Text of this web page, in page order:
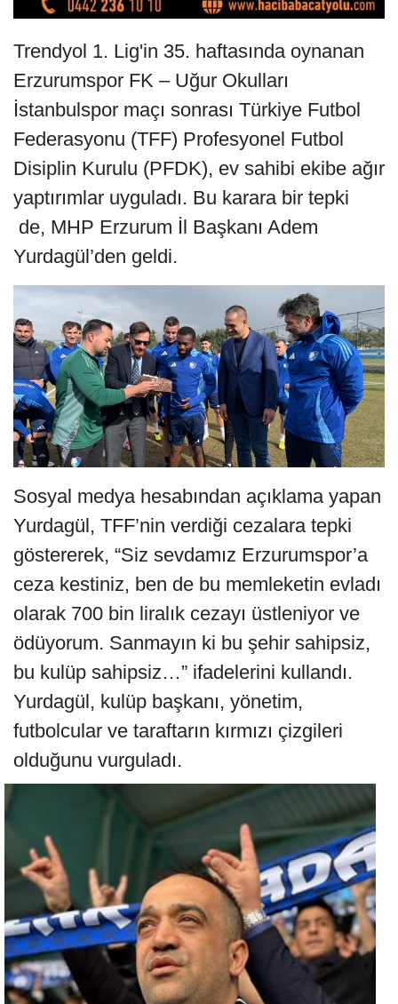
Trendyol 1. Lig'in 35. haftasında oynanan
Erzurumspor FK – Uğur Okulları
İstanbulspor maçı sonrası Türkiye Futbol
Federasyonu (TFF) Profesyonel Futbol
Disiplin Kurulu (PFDK), ev sahibi ekibe ağır
yaptırımlar uyguladı. Bu karara bir tepki
de, MHP Erzurum İl Başkanı Adem
Yurdagül’den geldi.
Sosyal medya hesabından açıklama yapan
Yurdagül, TFF’nin verdiği cezalara tepki
göstererek, “Siz sevdamız Erzurumspor’a
ceza kestiniz, ben de bu memleketin evladı
olarak 700 bin liralık cezayı üstleniyor ve
ödüyorum. Sanmayın ki bu şehir sahipsiz,
bu kulüp sahipsiz…” ifadelerini kullandı.
Yurdagül, kulüp başkanı, yönetim,
futbolcular ve taraftarın kırmızı çizgileri
olduğunu vurguladı.